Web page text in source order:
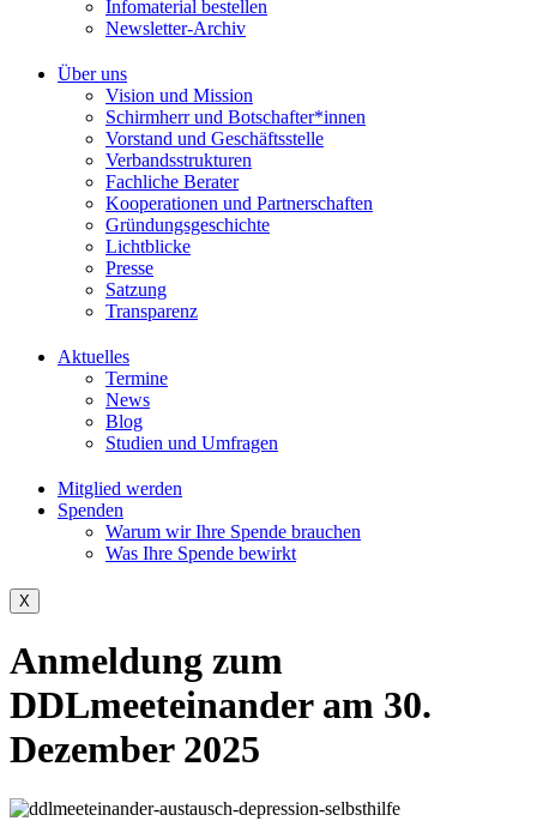
Infomaterial bestellen
Newsletter-Archiv
Über uns
Vision und Mission
Schirmherr und Botschafter*innen
Vorstand und Geschäftsstelle
Verbandsstrukturen
Fachliche Berater
Kooperationen und Partnerschaften
Gründungsgeschichte
Lichtblicke
Presse
Satzung
Transparenz
Aktuelles
Termine
News
Blog
Studien und Umfragen
Mitglied werden
Spenden
Warum wir Ihre Spende brauchen
Was Ihre Spende bewirkt
X
Anmeldung zum
DDLmeeteinander am 30.
Dezember 2025